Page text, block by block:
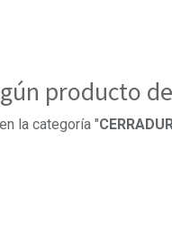
producto
la categoría "